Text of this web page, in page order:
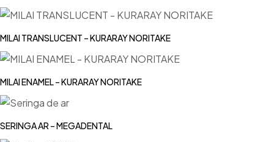
MILAI TRANSLUCENT – KURARAY NORITAKE
MILAI ENAMEL – KURARAY NORITAKE
SERINGA AR – MEGADENTAL